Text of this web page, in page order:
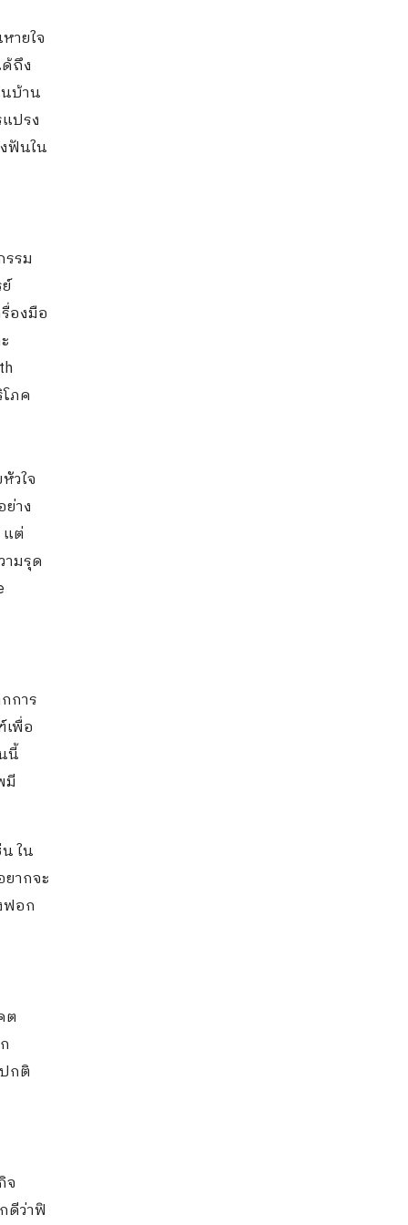
ายใจ
ถึง
บ้าน
ปรง
ฟันใน
รม
องมือ
ภค
วใจ
าง
แต่
มรุด
การ
พื่อ
นี้
มี
ใน
ากจะ
ฟอก
ต
กติ
จ
ดีว่าฟิ